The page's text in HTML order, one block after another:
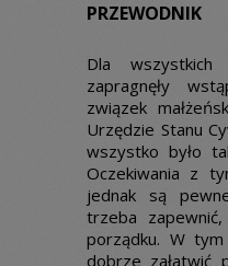
PRZEWODNIK
Dla
zapragnęły
związek
Urzędzie Stanu
wszystko było
Oczekiwania z
jednak są
trzeba
porządku. W
dobrze załatwić